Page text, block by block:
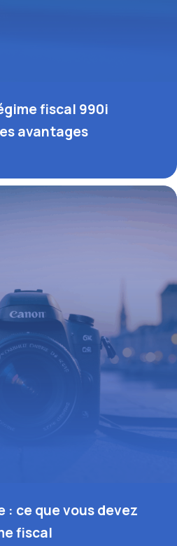
fiscal 990i
avantages
: ce que vous devez
fiscal